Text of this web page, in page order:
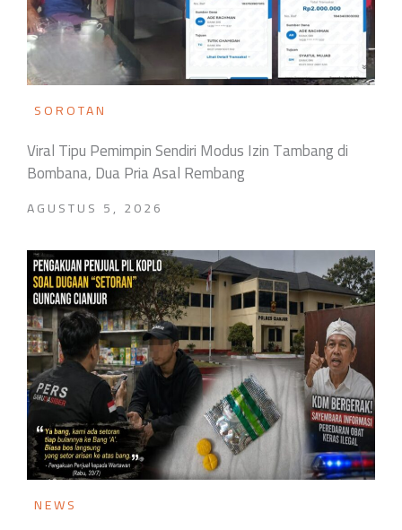
SOROTAN
Viral Tipu Pemimpin Sendiri Modus Izin Tambang di
Bombana, Dua Pria Asal Rembang
AGUSTUS 5, 2026
NEWS